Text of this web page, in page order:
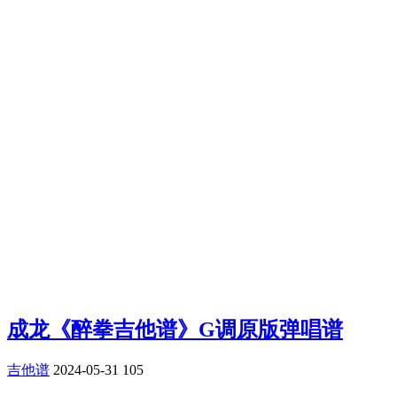
成龙《醉拳吉他谱》G调原版弹唱谱
吉他谱 2024-05-31 105